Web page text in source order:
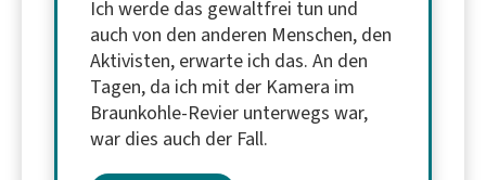
Ich werde das gewaltfrei tun und
auch von den anderen Menschen, den
Aktivisten, erwarte ich das. An den
Tagen, da ich mit der Kamera im
Braunkohle-Revier unterwegs war,
war dies auch der Fall.